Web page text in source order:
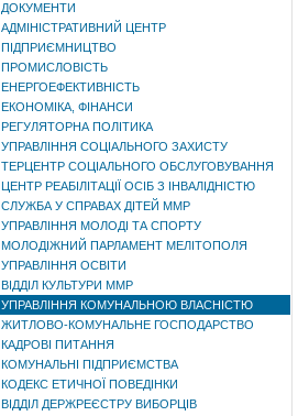
ДОКУМЕНТИ
АДМІНІСТРАТИВНИЙ ЦЕНТР
ПІДПРИЄМНИЦТВО
ПРОМИСЛОВІСТЬ
ЕНЕРГОЕФЕКТИВНІСТЬ
ЕКОНОМІКА, ФІНАНСИ
РЕГУЛЯТОРНА ПОЛІТИКА
УПРАВЛІННЯ СОЦІАЛЬНОГО ЗАХИСТУ
ТЕРЦЕНТР СОЦІАЛЬНОГО ОБСЛУГОВУВАННЯ
ЦЕНТР РЕАБІЛІТАЦІЇ ОСІБ З ІНВАЛІДНІСТЮ
СЛУЖБА У СПРАВАХ ДІТЕЙ ММР
УПРАВЛІННЯ МОЛОДІ ТА СПОРТУ
МОЛОДІЖНИЙ ПАРЛАМЕНТ МЕЛІТОПОЛЯ
УПРАВЛІННЯ ОСВІТИ
ВІДДІЛ КУЛЬТУРИ ММР
УПРАВЛІННЯ КОМУНАЛЬНОЮ ВЛАСНІСТЮ
ЖИТЛОВО-КОМУНАЛЬНЕ ГОСПОДАРСТВО
КАДРОВІ ПИТАННЯ
КОМУНАЛЬНІ ПІДПРИЄМСТВА
КОДЕКС ЕТИЧНОЇ ПОВЕДІНКИ
ВІДДІЛ ДЕРЖРЕЄСТРУ ВИБОРЦІВ